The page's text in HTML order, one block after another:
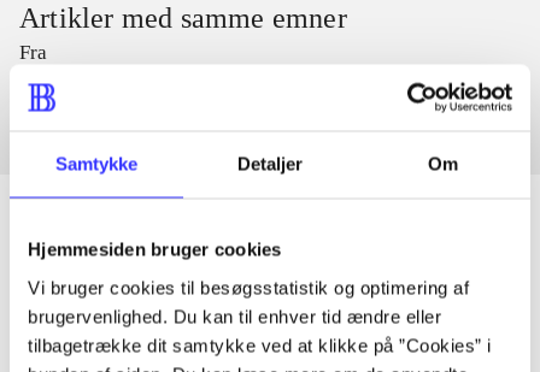
Samtykke Detaljer Om
Hjemmesiden bruger cookies
Vi bruger cookies til besøgsstatistik og optimering af
brugervenlighed. Du kan til enhver tid ændre eller
tilbagetrække dit samtykke ved at klikke på ”Cookies” i
Artikler med samme emner
Fra
Artikler
Alle registrerede artikler fordelt på udgivelser